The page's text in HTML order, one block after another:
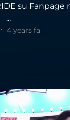
su Fanpage
...
4 years fa